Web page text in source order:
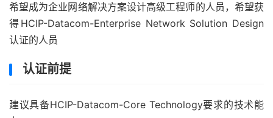
希望成为企业网络解决方案设计高级工程师的人员，希望获
得HCIP-Datacom-Enterprise Network Solution Design
认证的人员
认证前提
建议具备HCIP-Datacom-Core Technology要求的技术能